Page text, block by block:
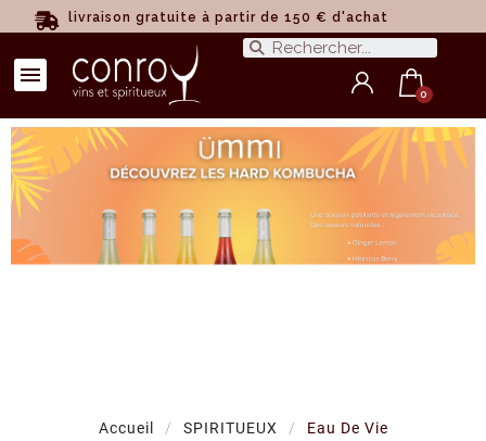
livraison gratuite à partir de 150 € d'achat
Accueil SPIRITUEUX Eau De Vie